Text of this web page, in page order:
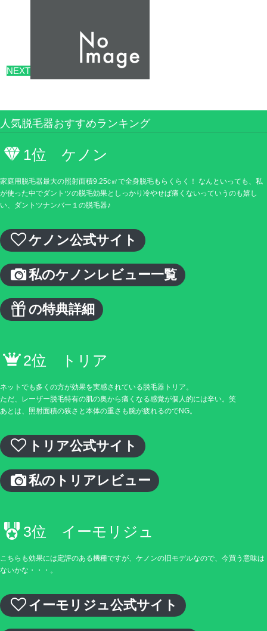
NEXT
人気脱毛器おすすめランキング
1位 ケノン
家庭用脱毛器最大の照射面積9.25c㎡で全身脱毛もらくらく！ なんといっても、私
が使った中でダントツの脱毛効果としっかり冷やせば痛くないっていうのも嬉し
い、ダントツナンバー１の脱毛器♪
ケノン公式サイト
私のケノンレビュー一覧
の特典詳細
2位 トリア
ネットでも多くの方が効果を実感されている脱毛器トリア。
ただ、レーザー脱毛特有の肌の奥から痛くなる感覚が個人的には辛い。笑
あとは、照射面積の狭さと本体の重さも腕が疲れるのでNG。
トリア公式サイト
私のトリアレビュー
3位 イーモリジュ
こちらも効果には定評のある機種ですが、ケノンの旧モデルなので、今買う意味は
ないかな・・・。
イーモリジュ公式サイト